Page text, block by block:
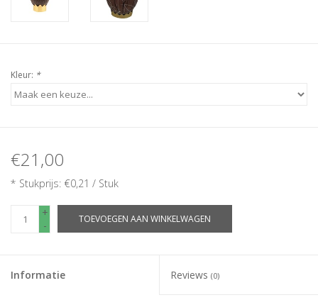
Kleur: *
€21,00
* Stukprijs: €0,21 / Stuk
+
-
TOEVOEGEN AAN WINKELWAGEN
Informatie Reviews (0)